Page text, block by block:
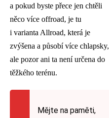
a pokud byste přece jen chtěli
něco více offroad, je tu
i varianta Allroad, která je
zvýšena a působí více chlapsky,
ale pozor ani ta není určena do
těžkého terénu.
Mějte na paměti,